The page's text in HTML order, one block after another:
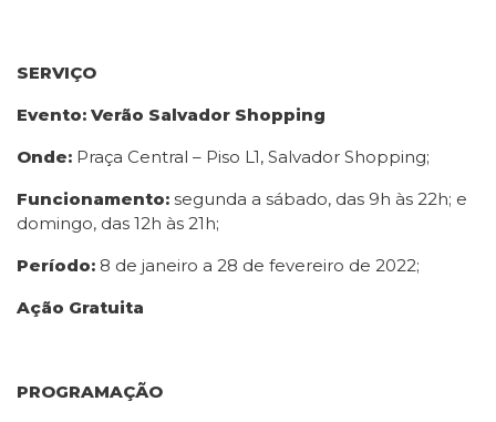
SERVIÇO
Evento: Verão Salvador Shopping
Onde: Praça Central – Piso L1, Salvador Shopping;
Funcionamento: segunda a sábado, das 9h às 22h; e
domingo, das 12h às 21h;
Período: 8 de janeiro a 28 de fevereiro de 2022;
Ação Gratuita
PROGRAMAÇÃO